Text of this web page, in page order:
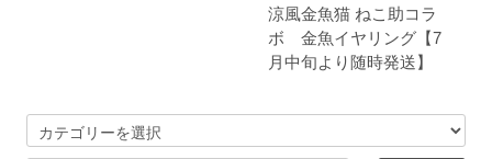
涼風金魚猫 ねこ助コラ
ボ 金魚イヤリング【7
月中旬より随時発送】